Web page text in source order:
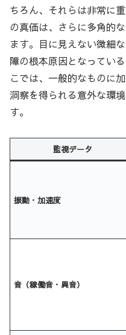
ちろん、それらは非常に
の真価は、さらに多角的
ます。目に見えない微細
障の根本原因となってい
こでは、一般的なものに
洞察を得られる意外な環
す。
監視データ
振動・加速度
音（稼働音・異音）